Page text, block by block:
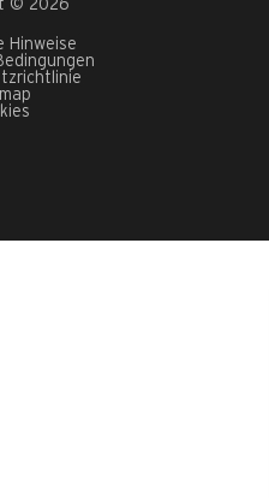
© 2026
Hinweise